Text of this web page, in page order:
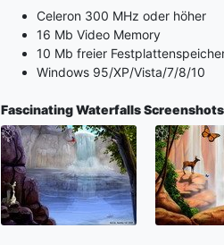
Celeron 300 MHz oder höher
16 Mb Video Memory
10 Mb freier
Windows 95/XP/Vista/7/8/10
Fascinating WaterfallsScreenshots